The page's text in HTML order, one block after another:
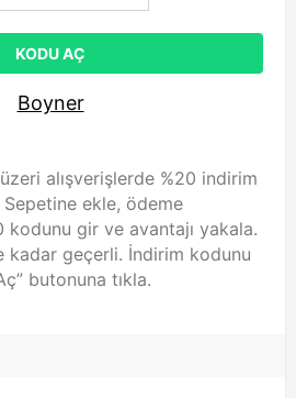
KODU AÇ
Boyner
alışverişlerde %20 indirim
Sepetine ekle, ödeme
kodunu gir ve avantajı yakala.
kadar geçerli. İndirim kodunu
butonuna tıkla.